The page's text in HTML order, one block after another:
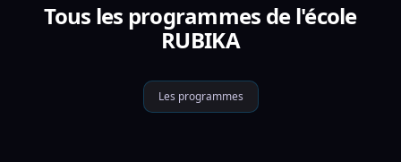
Tous les programmes de l'école
RUBIKA
Les programmes